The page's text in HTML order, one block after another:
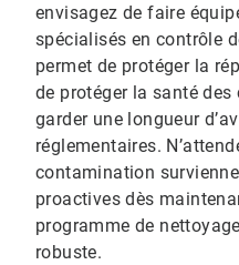
envisagez de faire
spécialisés en contrôle
permet de protéger la
de protéger la santé
garder une longueur
réglementaires.
contamination
proactives dès
programme de
robuste.